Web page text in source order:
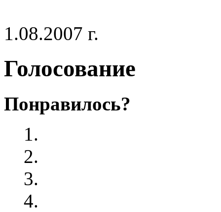
1.08.2007 г.
Голосование
Понравилось?